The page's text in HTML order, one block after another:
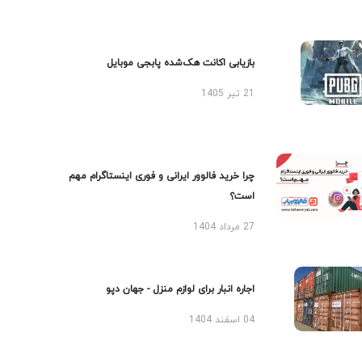
بازیابی اکانت هک‌شده پابجی موبایل
چرا خرید فالوور ایرانی و فوری اینستاگرام مهم
است؟
27 مرداد 1404
اجاره انبار برای لوازم منزل - جهان دپو
04 اسفند 1404